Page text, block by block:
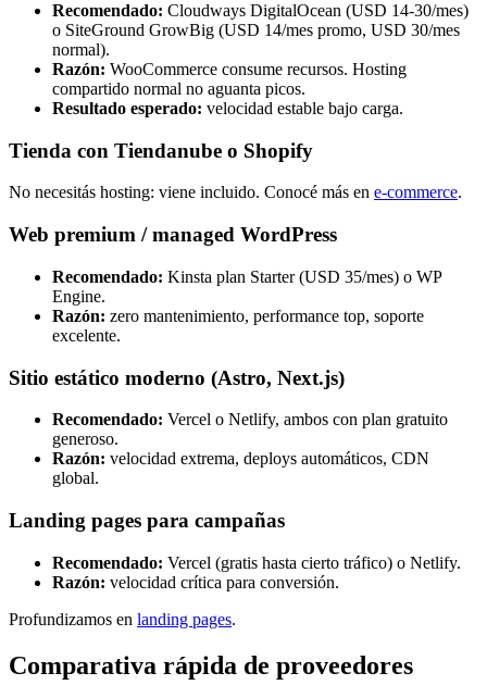
Recomendado: Cloudways DigitalOcean (USD 14-30/mes)
o SiteGround GrowBig (USD 14/mes promo, USD 30/mes
normal).
Razón: WooCommerce consume recursos. Hosting
compartido normal no aguanta picos.
Resultado esperado: velocidad estable bajo carga.
Tienda con Tiendanube o Shopify
No necesitás hosting: viene incluido. Conocé más en e-commerce.
Web premium / managed WordPress
Recomendado: Kinsta plan Starter (USD 35/mes) o WP
Engine.
Razón: zero mantenimiento, performance top, soporte
excelente.
Sitio estático moderno (Astro, Next.js)
Recomendado: Vercel o Netlify, ambos con plan gratuito
generoso.
Razón: velocidad extrema, deploys automáticos, CDN
global.
Landing pages para campañas
Recomendado: Vercel (gratis hasta cierto tráfico) o Netlify.
Razón: velocidad crítica para conversión.
Profundizamos en landing pages.
Comparativa rápida de proveedores